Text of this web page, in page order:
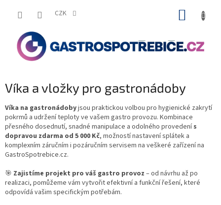
CZK
Víka a vložky pro gastronádoby
Víka na gastronádobyjsou praktickou volbou pro hygienické zakrytí
pokrmů a udržení teploty ve vašem gastro provozu. Kombinace
přesného dosednutí, snadné manipulace a odolného provedenís
dopravou zdarma od 5 000 Kč, možností nastavení splátek a
komplexním záručním i pozáručním servisem na veškeré zařízení na
GastroSpotrebice.cz.
🎯 Zajistíme projekt pro váš gastro provoz – od návrhu až po
realizaci, pomůžeme vám vytvořit efektivní a funkční řešení, které
odpovídá vašim specifickým potřebám.